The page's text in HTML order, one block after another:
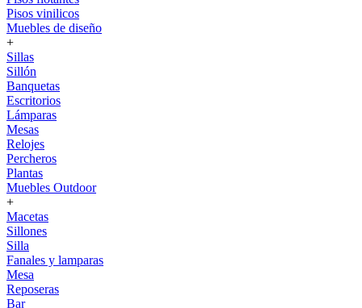
Pisos vinilicos
Muebles de diseño
+
Sillas
Sillón
Banquetas
Escritorios
Lámparas
Mesas
Relojes
Percheros
Plantas
Muebles Outdoor
+
Macetas
Sillones
Silla
Fanales y lamparas
Mesa
Reposeras
Bar